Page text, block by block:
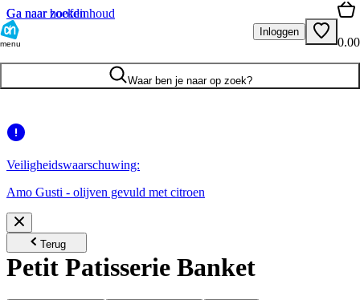
Ga naar hoofdinhoud
Ga naar zoeken
menu
Inloggen
0.00
Waar ben je naar op zoek?
Veiligheidswaarschuwing:
Amo Gusti - olijven gevuld met citroen
Terug
Petit Patisserie Banket